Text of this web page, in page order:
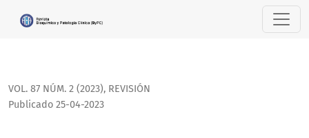
Biotecnología aplicada al diagnóstico y tratamiento de la
VOL. 87 NÚM. 2 (2023), REVISIÓN
Publicado 25-04-2023